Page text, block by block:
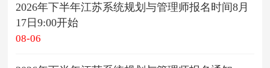
2026年下半年江苏系统规划与管理师报名时间8月
17日9:00开始
08-06